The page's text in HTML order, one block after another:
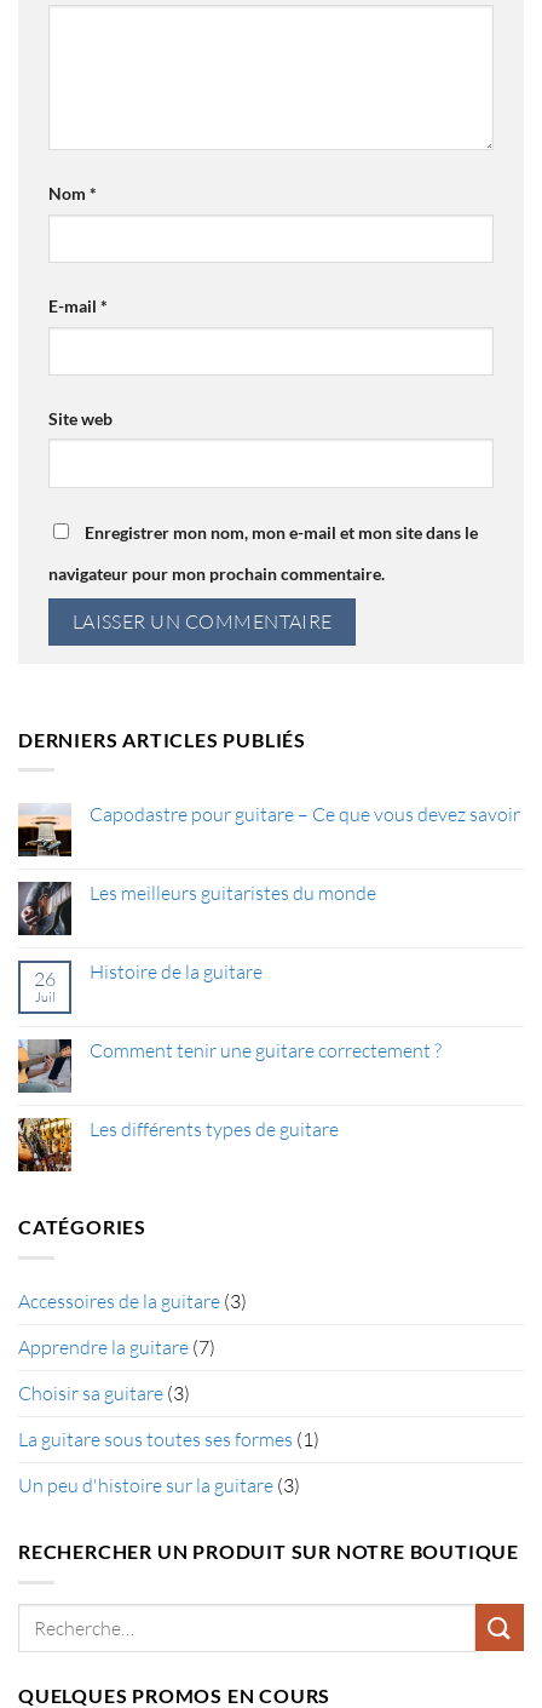
Nom *
E-mail *
Site web
Enregistrer mon nom, mon e-mail et mon site dans le
navigateur pour mon prochain commentaire.
DERNIERS ARTICLES PUBLIÉS
Capodastre pour guitare – Ce que vous devez savoir
Capodastre
pour
que
vous
Les meilleurs guitaristes du monde
Les
meilleurs
26
Juil
Histoire de la guitare
Histoire
de
Comment tenir une guitare correctement ?
Comment
tenir
Les différents types de guitare
types
CATÉGORIES
Accessoires de la guitare (3)
Apprendre la guitare (7)
Choisir sa guitare (3)
La guitare sous toutes ses formes (1)
Un peu d'histoire sur la guitare (3)
RECHERCHER UN PRODUIT SUR NOTRE BOUTIQUE
Recherche
QUELQUES PROMOS EN COURS